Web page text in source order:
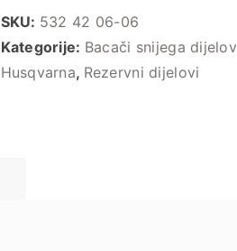
SKU: 532 42 06-06
Kategorije: Bacači snijega
Husqvarna, Rezervni dijelovi